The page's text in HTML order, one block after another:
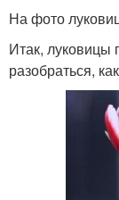
На фото
Итак, луковицы
разобраться,